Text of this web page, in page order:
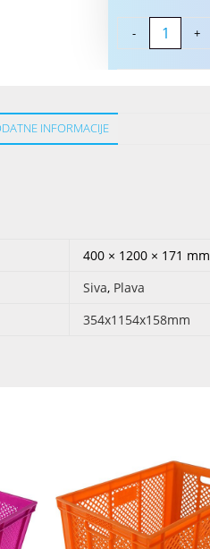
- +
INFORMACIJE
400 × 1200 × 171 mm
Siva, Plava
354x1154x158mm